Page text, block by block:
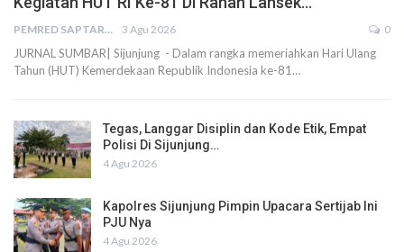
PEMRED SAPTARIUS 3 Agu 2026 0
JURNAL SUMBAR| Sijunjung - Dalam rangka memeriahkan Hari Ulang
Tahun (HUT) Kemerdekaan Republik Indonesia ke-81…
Tegas, Langgar Disiplin dan Kode Etik, Empat
Polisi Di Sijunjung…
4 Agu 2026
Kapolres Sijunjung Pimpin Upacara Sertijab Ini
PJU Nya
4 Agu 2026